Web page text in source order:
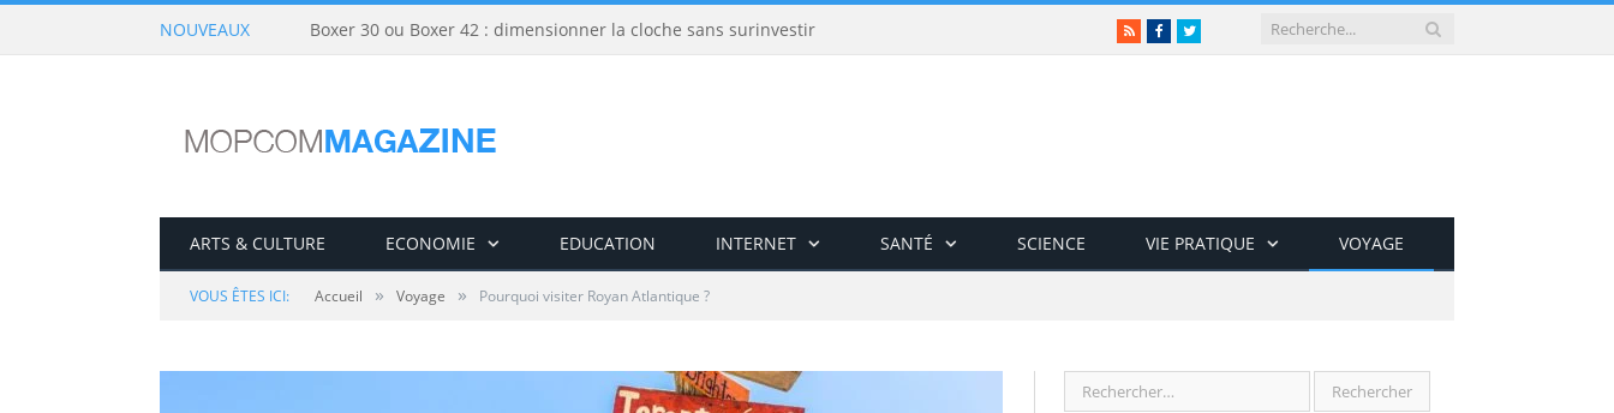
NOUVEAUX Boxer 30 ou Boxer 42 : dimensionner la cloche sans surinvestir RSSFacebookTwitter
ARTS & CULTURE ECONOMIE EDUCATION INTERNET SANTÉ SCIENCE VIE PRATIQUE VOYAGE
VOUS ÊTES ICI: Accueil » Voyage » Pourquoi visiter Royan Atlantique ?